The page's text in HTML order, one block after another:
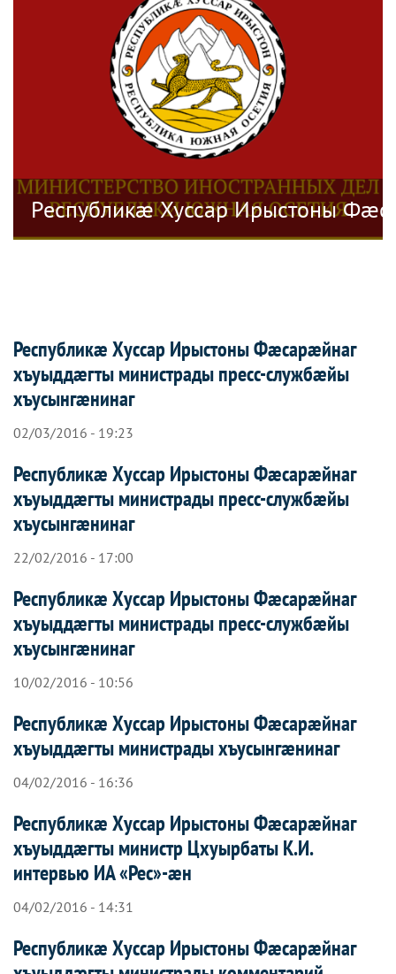
æмæ Æххæстбарджын
Республикæ Хуссар Ирыстоны
Республикæ Хуссар Ирыстоны Фæсарæйнаг
хъуыддæгты министрады пресс-службæйы
хъусынгæнинаг
02/03/2016 - 19:23
Республикæ Хуссар Ирыстоны Фæсарæйнаг
хъуыддæгты министрады пресс-службæйы
хъусынгæнинаг
22/02/2016 - 17:00
Республикæ Хуссар Ирыстоны Фæсарæйнаг
хъуыддæгты министрады пресс-службæйы
хъусынгæнинаг
10/02/2016 - 10:56
Республикæ Хуссар Ирыстоны Фæсарæйнаг
хъуыддæгты министрады хъусынгæнинаг
04/02/2016 - 16:36
Республикæ Хуссар Ирыстоны Фæсарæйнаг
хъуыддæгты министр Цхуырбаты К.И.
интервью ИА «Рес»-æн
04/02/2016 - 14:31
Республикæ Хуссар Ирыстоны Фæсарæйнаг